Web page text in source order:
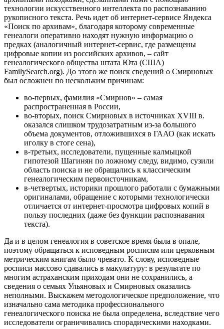
технологии искусственного интеллекта по распознаванию
рукописного текста. Речь идет об интернет-сервисе Яндекса
«Поиск по архивам», благодаря которому современные
генеалоги оперативно находят нужную информацию о
предках (аналогичный интернет-сервис, где размещены
цифровые копии из российских архивов, – сайт
генеалогического общества штата Юта (США)
FamilySearch.org). До этого же поиск сведений о Смирновых
был осложнен по нескольким причинам:
во-первых, фамилия «Смирнов» – самая
распространенная в России,
во-вторых, поиск Смирновых в источниках XVIII в.
оказался слишком трудозатратным из-за большого
объема документов, отложившихся в ГААО (как искать
иголку в стоге сена),
в-третьих, исследователи, пущенные калмыцкой
гипотезой Шагинян по ложному следу, видимо, сузили
область поиска и не обращались к классическим
генеалогическим первоисточникам,
в-четвертых, историки прошлого работали с бумажными
оригиналами, обращение с которыми технологически
отличается от интернет-просмотра цифровых копий в
пользу последних (даже без функции распознавания
текста).
Да и в целом генеалогия в советское время была в опале,
поэтому обращаться к исповедным росписям или церковным
метрическим книгам было чревато. К слову, исповедные
росписи массово сдавались в макулатуру: в результате по
многим астраханским приходам они не сохранились, а
сведения о семьях Ульяновых и Смирновых оказались
неполными. Выскажем методологическое предположение, что
изначально сама методика профессионального
генеалогического поиска не была определена, вследствие чего
исследователи ограничивались спорадическими находками.